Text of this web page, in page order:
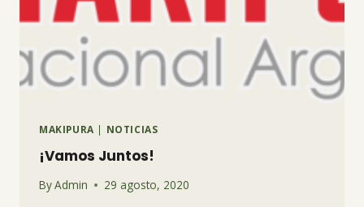
MAKIPURA | NOTICIAS
¡Vamos Juntos!
ByAdmin 29 agosto, 2020